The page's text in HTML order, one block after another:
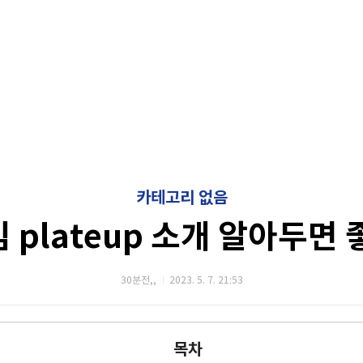
카테고리 없음
plateup 소개 알아두면
30분전,, 2023. 5. 7. 21:53
목차